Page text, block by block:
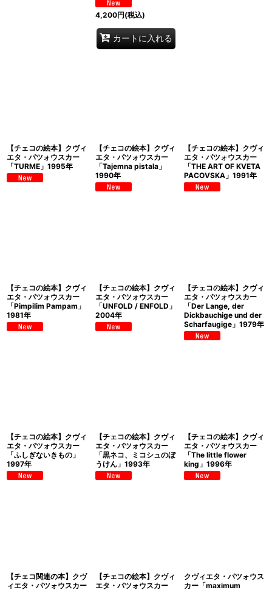
4,200円(税込)
カートに入れる
【チェコの絵本】クヴィ
エタ・パツォウスカー
「TURME」1995年
【チェコの絵本】クヴィ
エタ・パツォウスカー
「Tajemna pistala」
1990年
【チェコの絵本】クヴィ
エタ・パツォウスカー
「THE ART OF KVETA
PACOVSKA」1991年
【チェコの絵本】クヴィ
エタ・パツォウスカー
「Pimpilim Pampam」
1981年
【チェコの絵本】クヴィ
エタ・パツォウスカー
「UNFOLD / ENFOLD」
2004年
【チェコの絵本】クヴィ
エタ・パツォウスカー
「Der Lange, der
Dickbauchige und der
Scharfaugige」1979年
【チェコの絵本】クヴィ
エタ・パツォウスカー
「ふしぎないきもの」
1997年
【チェコの絵本】クヴィ
エタ・パツォウスカー
「黒ネコ、ミコシュのぼ
うけん」1993年
【チェコの絵本】クヴィ
エタ・パツォウスカー
「The little flower
king」1996年
【チェコ関連の本】クヴ
ィエタ・パツォウスカー
【チェコの絵本】クヴィ
エタ・パツォウスカー
クヴィエタ・パツォウス
カー「maximum